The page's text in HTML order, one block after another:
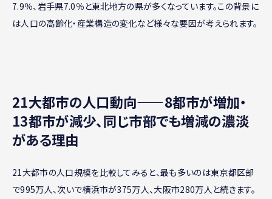
7.9％、岩手県7.0％と東北地方の県が多くなっています。この背景に
は人口の高齢化・産業構造の変化など様々な要因が考えられます。
21大都市の人口動向——8都市が増加・
13都市が減少、同じ市部でも増減の濃淡
がある理由
21大都市の人口規模を比較してみると、最も多いのは東京都区部
で995万人、次いで横浜市が375万人、大阪市280万人と続きます。